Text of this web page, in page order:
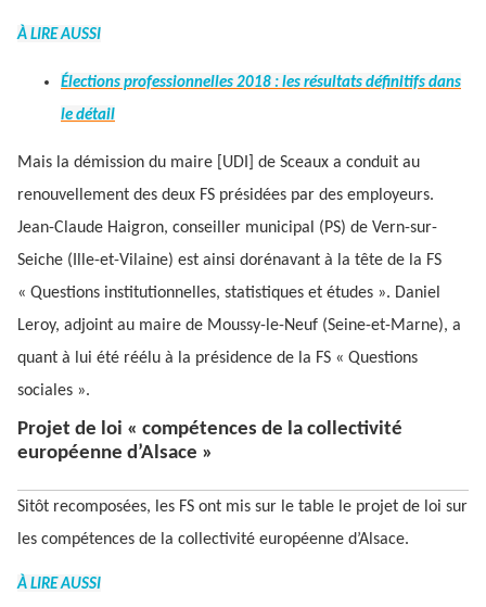
À LIRE AUSSI
Élections professionnelles 2018 : les résultats définitifs dans
le détail
Mais la démission du maire [UDI] de Sceaux a conduit au
renouvellement des deux FS présidées par des employeurs.
Jean-Claude Haigron, conseiller municipal (PS) de Vern-sur-
Seiche (Ille-et-Vilaine) est ainsi dorénavant à la tête de la FS
« Questions institutionnelles, statistiques et études ». Daniel
Leroy, adjoint au maire de Moussy-le-Neuf (Seine-et-Marne), a
quant à lui été réélu à la présidence de la FS « Questions
sociales ».
Projet de loi « compétences de la collectivité
européenne d’Alsace »
Sitôt recomposées, les FS ont mis sur le table le projet de loi sur
les compétences de la collectivité européenne d’Alsace.
À LIRE AUSSI